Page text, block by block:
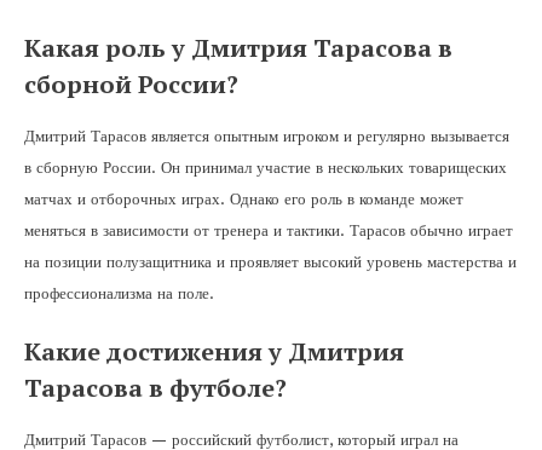
Какая роль у Дмитрия Тарасова в
сборной России?
Дмитрий Тарасов является опытным игроком и регулярно вызывается
в сборную России. Он принимал участие в нескольких товарищеских
матчах и отборочных играх. Однако его роль в команде может
меняться в зависимости от тренера и тактики. Тарасов обычно играет
на позиции полузащитника и проявляет высокий уровень мастерства и
профессионализма на поле.
Какие достижения у Дмитрия
Тарасова в футболе?
Дмитрий Тарасов — российский футболист, который играл на